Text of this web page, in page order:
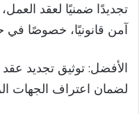
تجديدًا ضمنيًا لعقد
آمن قانونيًا، خصوصًا في
الأفضل: توثيق تجديد
لضمان اعتراف الجهات